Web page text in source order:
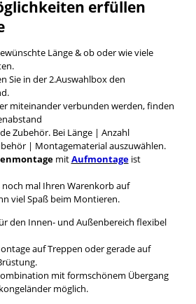
erfüllen
Länge & ob oder wie viele
Sie in der 2.Auswahlbox den
miteinander verbunden werden, finden
Zubehör. Bei Länge | Anzahl
| Montagematerial auszuwählen.
mitAufmontageist
noch mal Ihren Warenkorb auf
viel Spaß beim Montieren.
den Innen- und Außenbereich flexibel
auf Treppen oder gerade auf
mit formschönem Übergang
möglich.